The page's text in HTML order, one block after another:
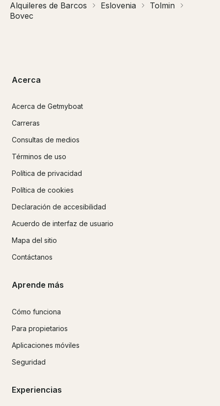
Alquileres de Barcos Eslovenia
Tolmin
Bovec
Acerca
Acerca de Getmyboat
Carreras
Consultas de medios
Términos de uso
Política de privacidad
Política de cookies
Declaración de accesibilidad
Acuerdo de interfaz de usuario
Mapa del sitio
Contáctanos
Aprende más
Cómo funciona
Para propietarios
Aplicaciones móviles
Seguridad
Experiencias